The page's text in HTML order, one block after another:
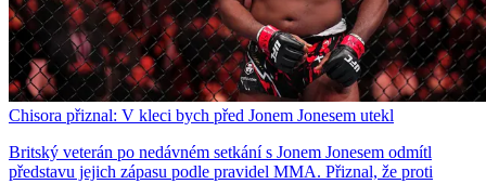
Chisora přiznal: V kleci bych před Jonem Jonesem utekl
Britský veterán po nedávném setkání s Jonem Jonesem odmítl
představu jejich zápasu podle pravidel MMA. Přiznal, že proti